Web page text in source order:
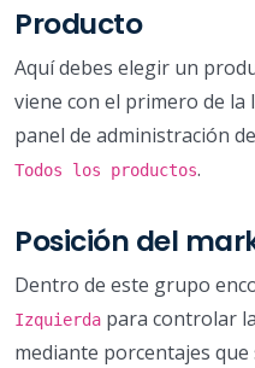
Producto
Aquí debes elegir un
viene con el primero de
panel de administración
Todos los productos.
Posición del
Dentro de este grupo
Izquierda para controlar
mediante porcentajes que